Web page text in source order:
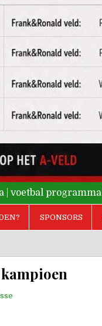
voetbal programma
SPONSORS